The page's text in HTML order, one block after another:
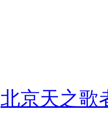
北京天之歌